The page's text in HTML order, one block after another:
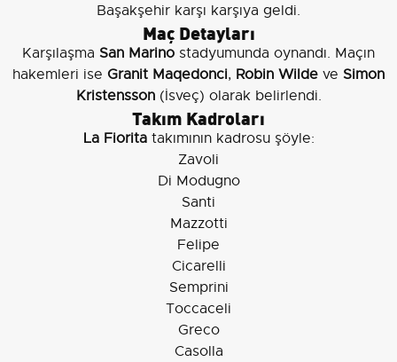
Başakşehir karşı karşıya geldi.
Maç Detayları
Karşılaşma San Marino stadyumunda oynandı. Maçın
hakemleri ise Granit Maqedonci, Robin Wilde ve Simon
Kristensson(İsveç) olarak belirlendi.
Takım Kadroları
La Fioritatakımının kadrosu şöyle:
Zavoli
Di Modugno
Santi
Mazzotti
Felipe
Cicarelli
Semprini
Toccaceli
Greco
Casolla